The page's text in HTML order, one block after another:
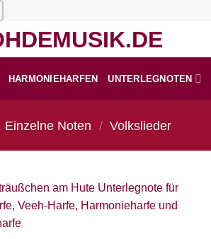
HARMONIEHARFEN UNTERLEGNOTEN
Einzelne Noten / Volkslieder